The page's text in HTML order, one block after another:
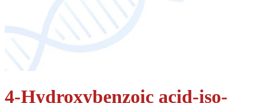
4-Hydroxybenzoic acid-iso-